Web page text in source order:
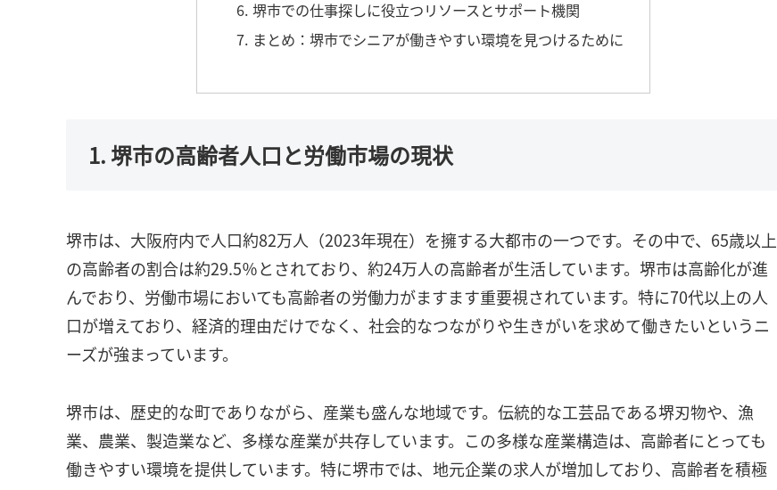
6. 堺市での仕事探しに役立つリソースとサポート機関
7. まとめ：堺市でシニアが働きやすい環境を見つけるために
1. 堺市の高齢者人口と労働市場の現状
堺市は、大阪府内で人口約82万人（2023年現在）を擁する大都市の一つです。その中で、65歳以上
の高齢者の割合は約29.5％とされており、約24万人の高齢者が生活しています。堺市は高齢化が進
んでおり、労働市場においても高齢者の労働力がますます重要視されています。特に70代以上の人
口が増えており、経済的理由だけでなく、社会的なつながりや生きがいを求めて働きたいというニ
ーズが強まっています。
堺市は、歴史的な町でありながら、産業も盛んな地域です。伝統的な工芸品である堺刃物や、漁
業、農業、製造業など、多様な産業が共存しています。この多様な産業構造は、高齢者にとっても
働きやすい環境を提供しています。特に堺市では、地元企業の求人が増加しており、高齢者を積極